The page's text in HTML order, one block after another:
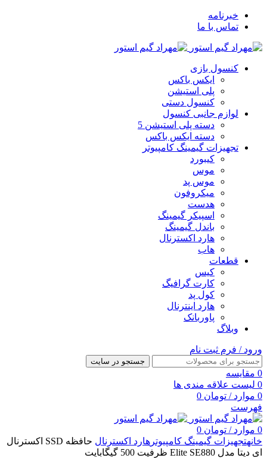
خبرنامه
تماس با ما
کنسول بازی
ایکس باکس
پلی استیشن
کنسول دستی
لوازم جانبی کنسول
دسته پلی استیشن 5
دسته ایکس باکس
تجهیزات گیمینگ کامپیوتر
کیبورد
موس
موس پد
میکروفون
هدست
اسپیکر گیمینگ
باندل گیمینگ
هارد اکسترنال
هاب
قطعات
کیس
کارت گرافیگ
کول پد
هارد اینترنال
پاوربانک
وبلاگ
ورود / فرم ثبت نام
جستجو در سایت
0 مقایسه
0 لیست علاقه مندی ها
0 موارد / تومان
فهرست
0 موارد / تومان
خانهتجهیزات گیمینگ کامپیوتر هارد اکسترنال
حافظه SSD اکسترنال
ای دیتا مدل Elite SE880 ظرفیت 500 گیگابایت